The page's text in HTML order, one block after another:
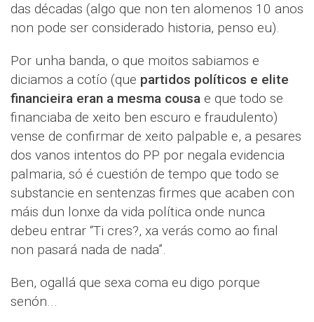
das décadas (algo que non ten alomenos 10 anos
non pode ser considerado historia, penso eu).
Por unha banda, o que moitos sabiamos e
diciamos a cotío (que partidos políticos e elite
financieira eran a mesma cousa e que todo se
financiaba de xeito ben escuro e fraudulento)
vense de confirmar de xeito palpable e, a pesares
dos vanos intentos do PP por negala evidencia
palmaria, só é cuestión de tempo que todo se
substancie en sentenzas firmes que acaben con
máis dun lonxe da vida política onde nunca
debeu entrar “Ti cres?, xa verás como ao final
non pasará nada de nada”.
Ben, ogallá que sexa coma eu digo porque
senón...